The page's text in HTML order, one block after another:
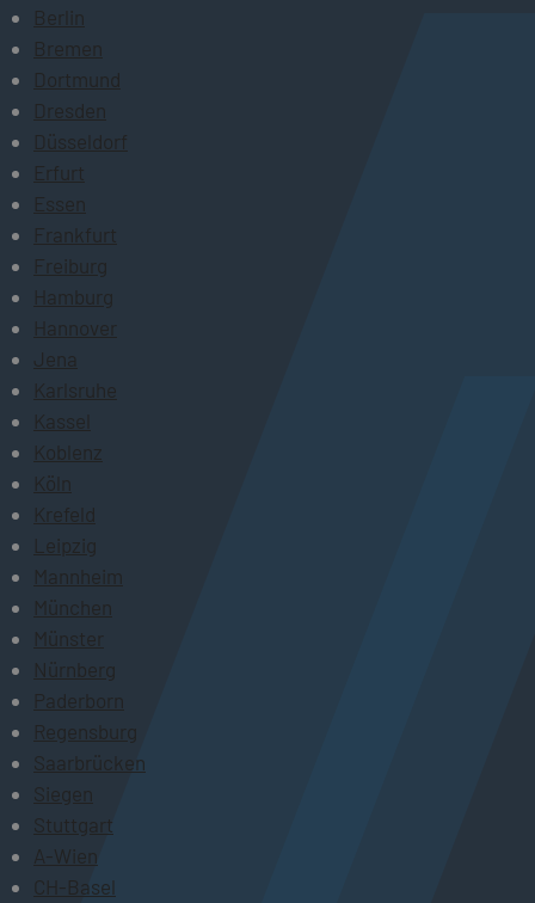
Berlin
Bremen
Dortmund
Dresden
Düsseldorf
Erfurt
Essen
Frankfurt
Freiburg
Hamburg
Hannover
Jena
Karlsruhe
Kassel
Koblenz
Köln
Krefeld
Leipzig
Mannheim
München
Münster
Nürnberg
Paderborn
Regensburg
Saarbrücken
Siegen
Stuttgart
A-Wien
CH-Basel